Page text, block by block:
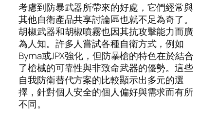
考慮到防暴武器所帶來的好處，它們經常與
其他自衛產品共享討論區也就不足為奇了。
胡椒武器和胡椒噴霧也因其抗攻擊能力而廣
為人知。許多人嘗試各種自衛方式，例如
Byrna或JPX強化，但防暴槍的特色在於結合
了槍械的可靠性與非致命武器的優勢。這些
自我防衛替代方案的比較顯示出多元的選
擇，針對個人安全的個人偏好與需求而有所
不同。